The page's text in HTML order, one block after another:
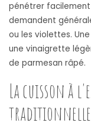
pénétrer facilement
demandent
ou les violettes.
une vinaigrette
de parmesan râpé.
La cuisson à
traditionnelle